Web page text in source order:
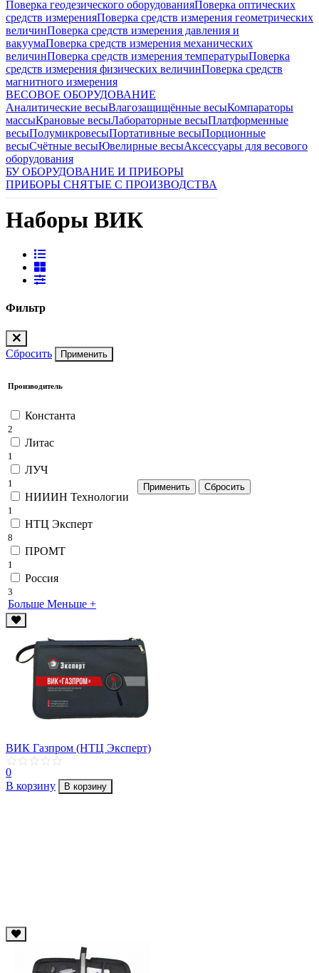
Поверка геодезического оборудованияПоверка оптических
средств измеренияПоверка средств измерения геометрических
величинПоверка средств измерения давления и
вакуумаПоверка средств измерения механических
величинПоверка средств измерения температурыПоверка
средств измерения физических величинПоверка средств
магнитного измерения
ВЕСОВОЕ ОБОРУДОВАНИЕ
Аналитические весыВлагозащищённые весыКомпараторы
массыКрановые весыЛабораторные весыПлатформенные
весыПолумикровесыПортативные весыПорционные
весыСчётные весыЮвелирные весыАксессуары для весового
оборудования
БУ ОБОРУДОВАНИЕ И ПРИБОРЫ
ПРИБОРЫ СНЯТЫЕ С ПРОИЗВОДСТВА
Наборы ВИК
Фильтр
Сбросить Применить
Производитель
Константа
2
Литас
1
ЛУЧ
1
НИИИН Технологии
1
НТЦ Эксперт
8
ПРОМТ
1
Россия
3
Больше Меньше +
ВИК Газпром (НТЦ Эксперт)
0
В корзину
В корзину